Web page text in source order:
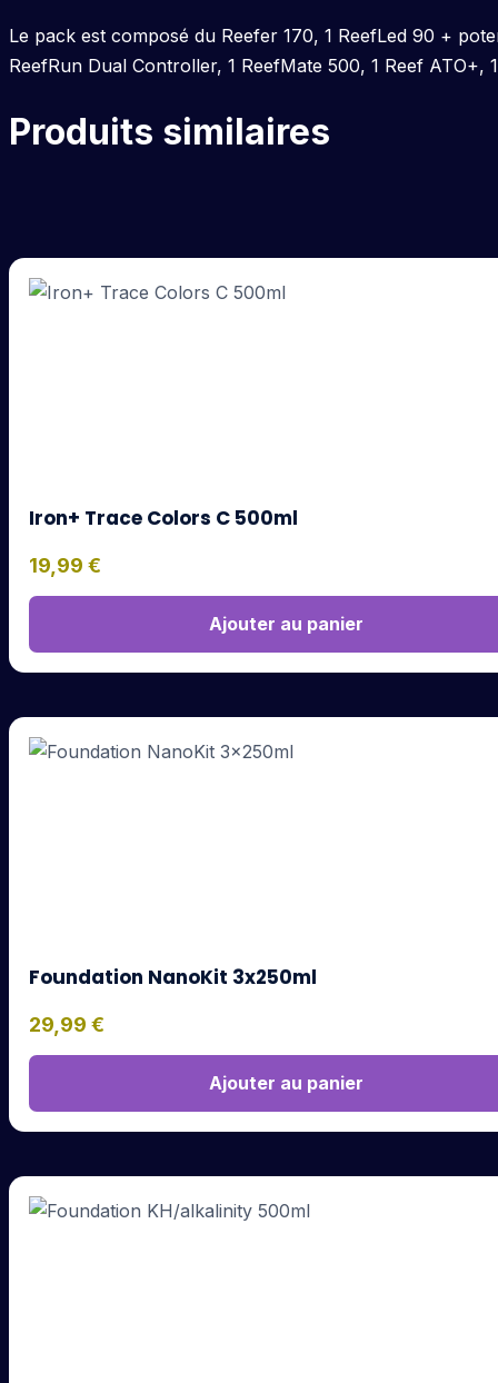
Le pack est composé du Reefer 170, 1 ReefLed 90 +
ReefRun Dual Controller, 1 ReefMate 500, 1 Reef
Produits similaires
Iron+ Trace Colors C 500ml
19,99 €
Ajouter au panier
Foundation NanoKit 3x250ml
29,99 €
Ajouter au panier